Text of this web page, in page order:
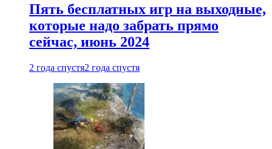
Пять бесплатных игр на выходные,
которые надо забрать прямо
сейчас, июнь 2024
2 года спустя2 года спустя